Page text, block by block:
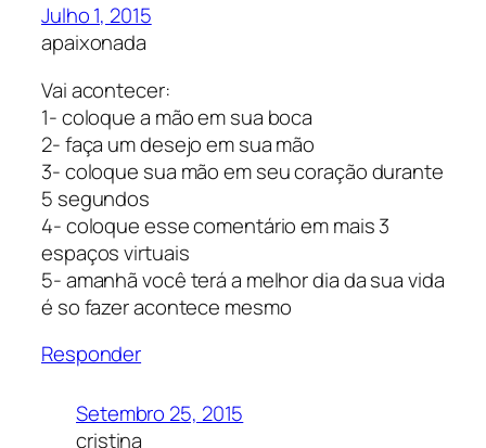
Julho 1, 2015
apaixonada
Vai acontecer:
1- coloque a mão em sua boca
2- faça um desejo em sua mão
3- coloque sua mão em seu coração durante
5 segundos
4- coloque esse comentário em mais 3
espaços virtuais
5- amanhã você terá a melhor dia da sua vida
é so fazer acontece mesmo
Responder
Setembro 25, 2015
cristina